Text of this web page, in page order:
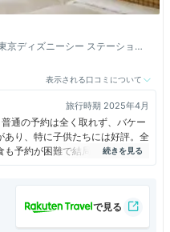
京ディズニーシー ステーショ
表示される口コミについて
旅行時期 2025年4月
通の予約は全く取れず、バケー
り、特に子供たちには好評。全
予約が困難で結局6時50分、で